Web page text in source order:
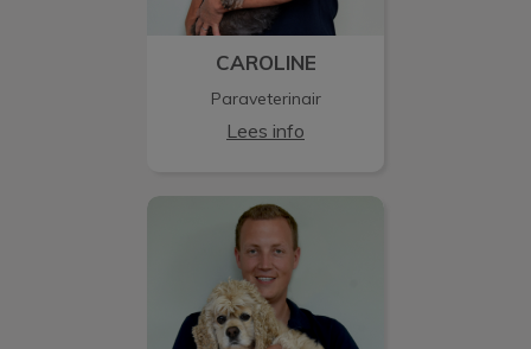
CAROLINE
Paraveterinair
Lees info
BRYAN